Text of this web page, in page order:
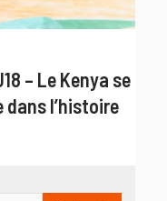
– Le Kenya se
l’histoire